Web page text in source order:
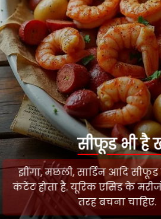
सीफूड भी है
झींगा, मछली, सार्डिन आदि
कंटेंट होता है. यूरिक एसिड के
तरह बचना